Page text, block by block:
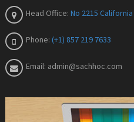
Head Office: No 2215
Phone: (+1) 857 219 7633
Email: admin@sachhoc.com